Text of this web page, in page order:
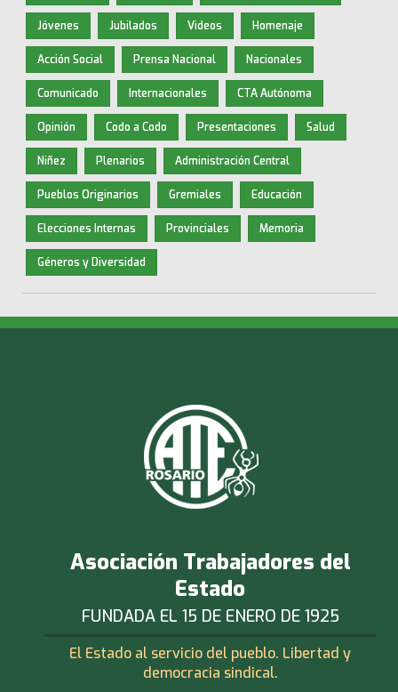
Jóvenes Jubilados Videos Homenaje
Acción Social Prensa Nacional Nacionales
Comunicado Internacionales CTA Autónoma
Opinión Codo a Codo Presentaciones Salud
Niñez Plenarios Administración Central
Pueblos Originarios Gremiales Educación
Elecciones Internas Provinciales Memoria
Géneros y Diversidad
Asociación Trabajadores del
Estado
FUNDADA EL 15 DE ENERO DE 1925
El Estado al servicio del pueblo. Libertad y
democracia sindical.